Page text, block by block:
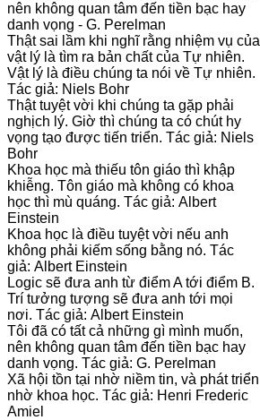
nên không quan tâm đến tiền bạc hay
danh vọng - G. Perelman
Thật sai lầm khi nghĩ rằng nhiệm vụ của
vật lý là tìm ra bản chất của Tự nhiên.
Vật lý là điều chúng ta nói về Tự nhiên.
Tác giả: Niels Bohr
Thật tuyệt vời khi chúng ta gặp phải
nghịch lý. Giờ thì chúng ta có chút hy
vọng tạo được tiến triển. Tác giả: Niels
Bohr
Khoa học mà thiếu tôn giáo thì khập
khiễng. Tôn giáo mà không có khoa
học thì mù quáng. Tác giả: Albert
Einstein
Khoa học là điều tuyệt vời nếu anh
không phải kiếm sống bằng nó. Tác
giả: Albert Einstein
Logic sẽ đưa anh từ điểm A tới điểm B.
Trí tưởng tượng sẽ đưa anh tới mọi
nơi. Tác giả: Albert Einstein
Tôi đã có tất cả những gì mình muốn,
nên không quan tâm đến tiền bạc hay
danh vọng. Tác giả: G. Perelman
Xã hội tồn tại nhờ niềm tin, và phát triển
nhờ khoa học. Tác giả: Henri Frederic
Amiel